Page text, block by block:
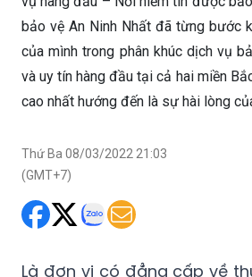
Công ty bảo vệ An Ninh Nhất – Nơi
(PLVN) - Với phương châm “Chất
vụ hàng đầu – Nơi niềm tin được bảo
bảo vệ An Ninh Nhất đã từng bước
của mình trong phân khúc dịch vụ
cao nhất hướng đến là sự hài lòng của
Thứ Ba 08/03/2022 21:03